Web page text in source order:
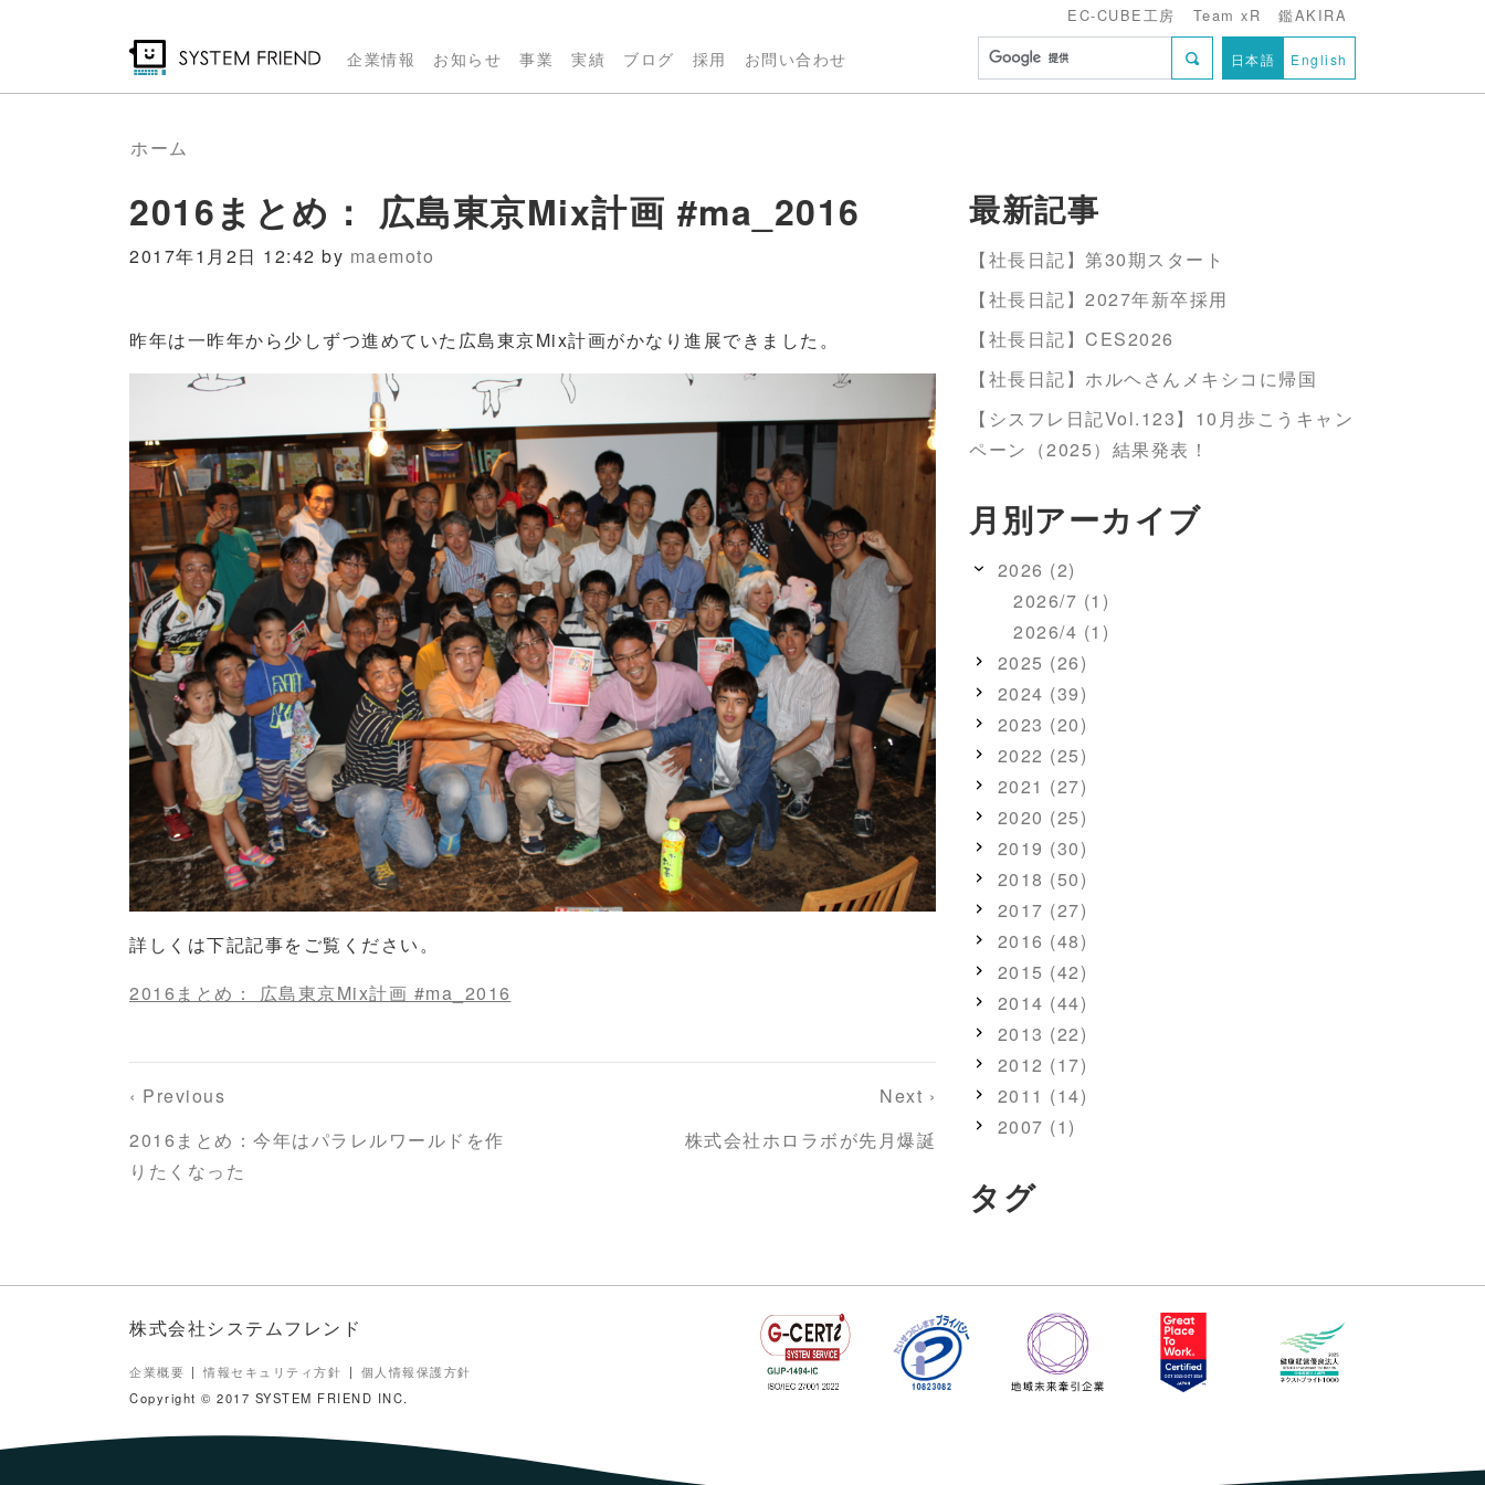
EC-CUBE工房 Team xR 鑑AKIRA
企業情報 お知らせ 事業 実績 ブログ 採用 お問い合わせ 日本語 English
ホーム
2016まとめ： 広島東京Mix計画 #ma_2016
2017年1月2日 12:42 by maemoto
昨年は一昨年から少しずつ進めていた広島東京Mix計画がかなり進展できました。
詳しくは下記記事をご覧ください。
2016まとめ： 広島東京Mix計画 #ma_2016
‹ Previous
2016まとめ：今年はパラレルワールドを作
りたくなった
Next ›
株式会社ホロラボが先月爆誕
最新記事
【社長日記】第30期スタート
【社長日記】2027年新卒採用
【社長日記】CES2026
【社長日記】ホルヘさんメキシコに帰国
【シスフレ日記Vol.123】10月歩こうキャン
ペーン（2025）結果発表！
月別アーカイブ
2026 (2)
2026/7 (1)
2026/4 (1)
2025 (26)
2024 (39)
2023 (20)
2022 (25)
2021 (27)
2020 (25)
2019 (30)
2018 (50)
2017 (27)
2016 (48)
2015 (42)
2014 (44)
2013 (22)
2012 (17)
2011 (14)
2007 (1)
タグ
株式会社システムフレンド
企業概要 情報セキュリティ方針
個人情報保護方針
Copyright © 2017 SYSTEM FRIEND INC.